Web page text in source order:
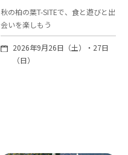
秋の柏の葉T-SITEで、食と遊びと出
会いを楽しもう
2026年9月26日（土）・27日
（日）